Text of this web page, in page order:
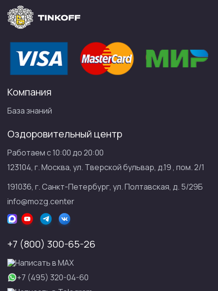
Компания
База знаний
Оздоровительный центр
Работаем с 10:00 до 20:00
123104, г. Москва, ул. Тверской бульвар, д.19 , пом. 2/1
191036, г. Санкт-Петербург, ул. Полтавская, д. 5/29Б
info@mozg.center
+7 (800) 300-65-26
Написать в МАХ
+7 (495) 320-04-60